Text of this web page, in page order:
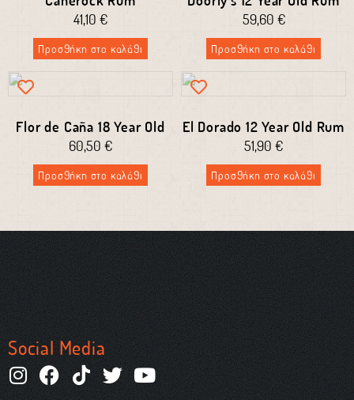
41,10 €
Προσθήκη στο καλάθι
59,60 €
Προσθήκη στο καλάθι
Flor de Caña 18 Year Old
60,50 €
Προσθήκη στο καλάθι
El Dorado 12 Year Old Rum
51,90 €
Προσθήκη στο καλάθι
Social Media